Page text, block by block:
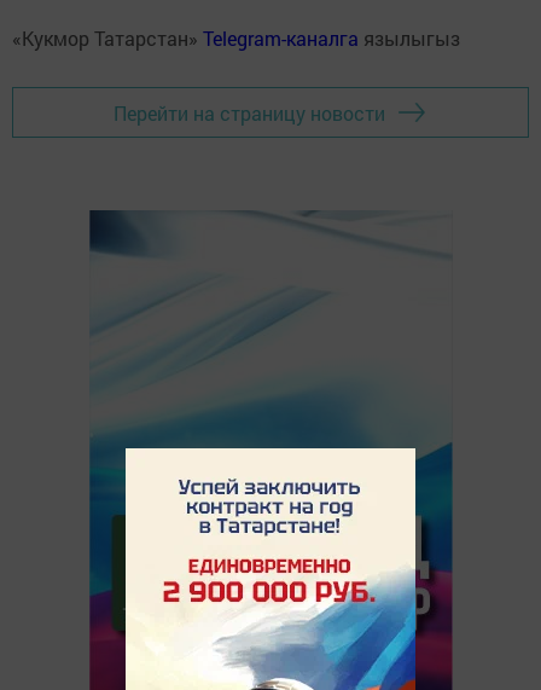
«Кукмор Татарстан» Telegram-каналга язылыгыз
Перейти на страницу новости